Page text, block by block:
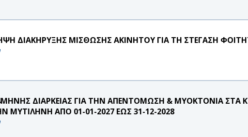
ΔΙΑΚΗΡΥΞΗΣ ΜΙΣΘΩΣΗΣ ΑΚΙΝΗΤΟΥ ΓΙΑ ΤΗ ΣΤΕΓΑΣΗ
ΔΙΑΡΚΕΙΑΣ ΓΙΑ ΤΗΝ ΑΠΕΝΤΟΜΩΣΗ & ΜΥΟΚΤΟΝΙΑ ΣΤΑ
ΜΥΤΙΛΗΝΗ ΑΠΟ 01-01-2027 ΕΩΣ 31-12-2028